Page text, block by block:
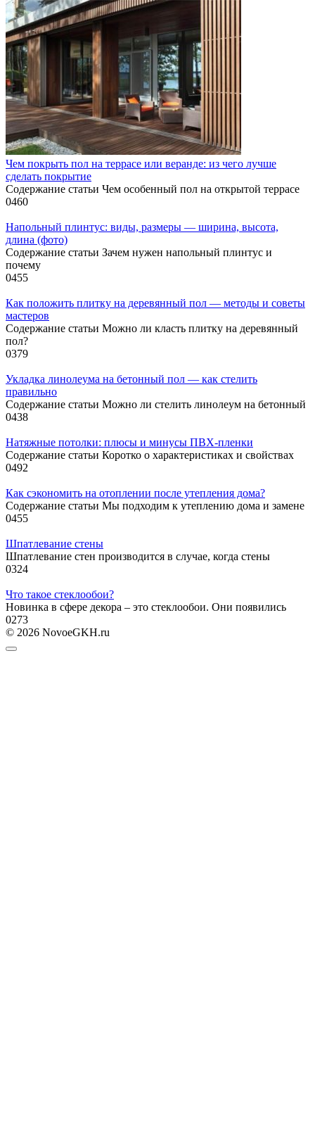
Чем покрыть пол на террасе или веранде: из чего лучше
сделать покрытие
Содержание статьи Чем особенный пол на открытой террасе
0460
Напольный плинтус: виды, размеры — ширина, высота,
длина (фото)
Содержание статьи Зачем нужен напольный плинтус и
почему
0455
Как положить плитку на деревянный пол — методы и советы
мастеров
Содержание статьи Можно ли класть плитку на деревянный
пол?
0379
Укладка линолеума на бетонный пол — как стелить
правильно
Содержание статьи Можно ли стелить линолеум на бетонный
0438
Натяжные потолки: плюсы и минусы ПВХ-пленки
Содержание статьи Коротко о характеристиках и свойствах
0492
Как сэкономить на отоплении после утепления дома?
Содержание статьи Мы подходим к утеплению дома и замене
0455
Шпатлевание стены
Шпатлевание стен производится в случае, когда стены
0324
Что такое стеклообои?
Новинка в сфере декора – это стеклообои. Они появились
0273
© 2026 NovoeGKH.ru